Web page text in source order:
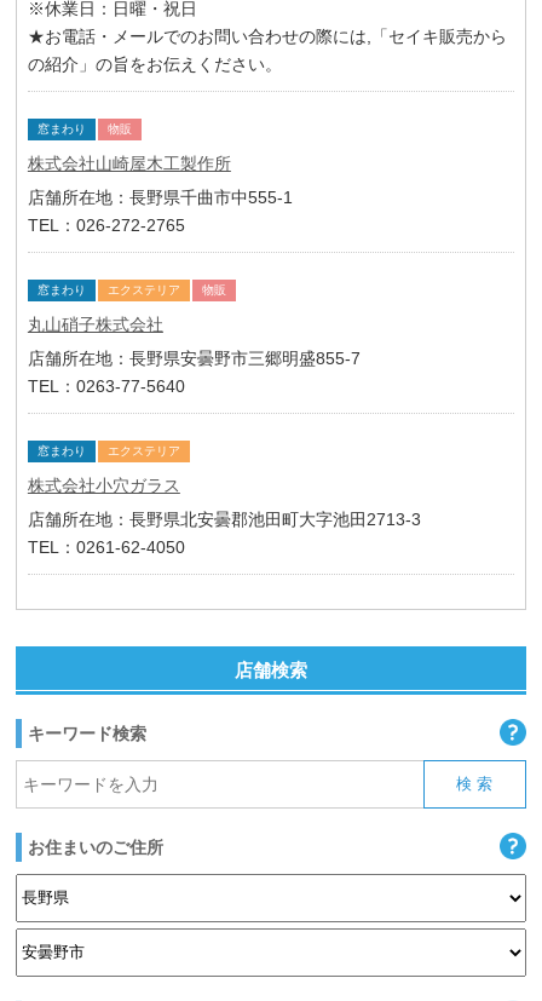
※休業日：日曜・祝日
★お電話・メールでのお問い合わせの際には,「セイキ販売から
の紹介」の旨をお伝えください。
窓まわり 物販
株式会社山崎屋木工製作所
店舗所在地：長野県千曲市中555-1
TEL：026-272-2765
窓まわり エクステリア 物販
丸山硝子株式会社
店舗所在地：長野県安曇野市三郷明盛855-7
TEL：0263-77-5640
窓まわり エクステリア
株式会社小穴ガラス
店舗所在地：長野県北安曇郡池田町大字池田2713-3
TEL：0261-62-4050
店舗検索
キーワード検索
お住まいのご住所